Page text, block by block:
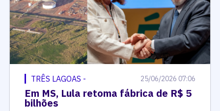
TRÊS LAGOAS - 25/06/2026 07:06
Em MS, Lula retoma fábrica de R$ 5
bilhões